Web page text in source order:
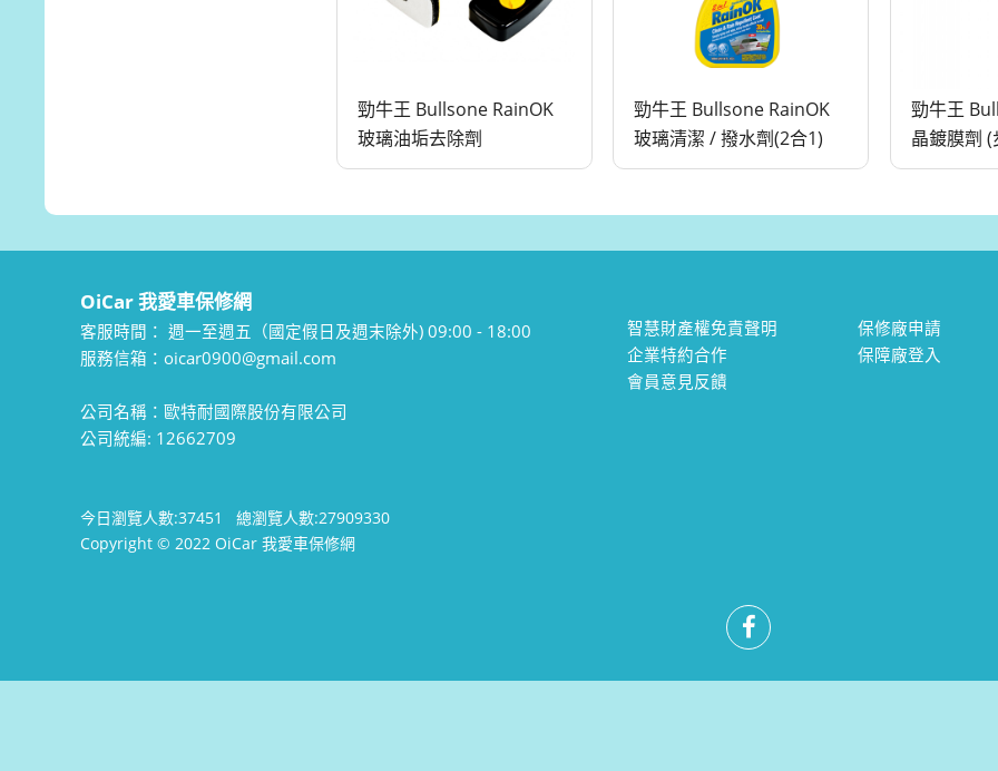
勁牛王 Bullsone RainOK
玻璃油垢去除劑
勁牛王 Bullsone RainOK
玻璃清潔 / 撥水劑(2合1)
勁牛王
晶鍍膜劑 (
OiCar 我愛車保修網
客服時間： 週一至週五（國定假日及週末除外) 09:00 - 18:00
服務信箱：oicar0900@gmail.com
公司名稱：歐特耐國際股份有限公司
公司統編: 12662709
智慧財產權免責聲明
企業特約合作
會員意見反饋
保修廠申請
保障廠登入
今日瀏覽人數:37451 總瀏覽人數:27909330
Copyright © 2022 OiCar 我愛車保修網